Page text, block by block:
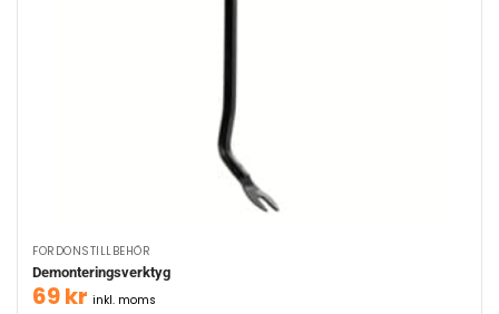
FORDONSTILLBEHÖR
Demonteringsverktyg
69kr inkl. moms